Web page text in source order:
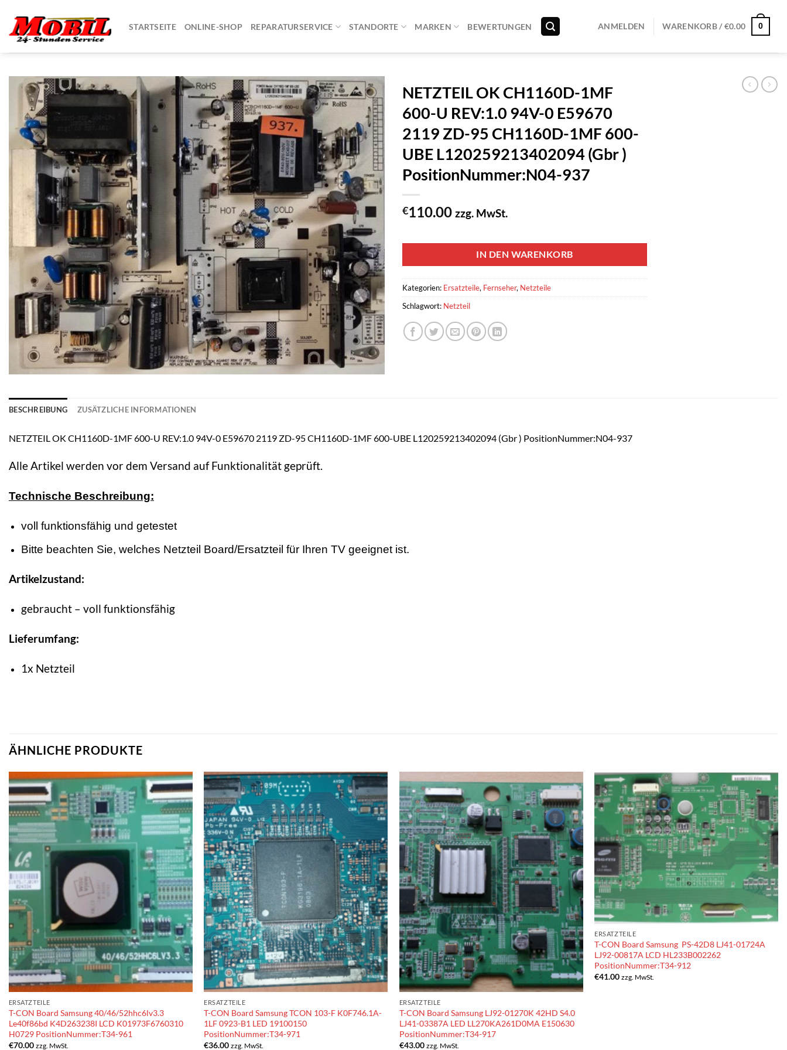
Inhalt
springen
STARTSEITE ONLINE-SHOP REPARATURSERVICE STANDORTE MARKEN BEWERTUNGEN ANMELDEN WARENKORB /€0.00 0
NETZTEIL OK CH1160D-1MF
600-U REV:1.0 94V-0 E59670
2119 ZD-95 CH1160D-1MF 600-
UBE L120259213402094 (Gbr )
PositionNummer:N04-937
€110.00 zzg. MwSt.
IN DEN WARENKORB
Kategorien: Ersatzteile, Fernseher, Netzteile
Schlagwort: Netzteil
BESCHREIBUNG ZUSÄTZLICHE INFORMATIONEN
NETZTEIL OK CH1160D-1MF 600-U REV:1.0 94V-0 E59670 2119 ZD-95 CH1160D-1MF 600-UBE L120259213402094 (Gbr ) PositionNummer:N04-937
Alle Artikel werden vor dem Versand auf Funktionalität geprüft.
Technische Beschreibung:
voll funktionsfähig und getestet
Bitte beachten Sie, welches Netzteil Board/Ersatzteil für Ihren TV geeignet ist.
Artikelzustand:
gebraucht – voll funktionsfähig
Lieferumfang:
1x Netzteil
ÄHNLICHE PRODUKTE
ERSATZTEILE
T-CON Board Samsung 40/46/52hhc6lv3.3
Le40f86bd K4D263238I LCD K01973F6760310
H0729 PositionNummer:T34-961
€70.00 zzg. MwSt.
ERSATZTEILE
T-CON Board Samsung TCON 103-F K0F746.1A-
1LF 0923-B1 LED 19100150
PositionNummer:T34-971
€36.00 zzg. MwSt.
ERSATZTEILE
T-CON Board Samsung LJ92-01270K 42HD S4.0
LJ41-03387A LED LL270KA261D0MA E150630
PositionNummer:T34-917
€43.00 zzg. MwSt.
ERSATZTEILE
T-CON Board Samsung PS-42D8 LJ41-01724A
LJ92-00817A LCD HL233B002262
PositionNummer:T34-912
€41.00 zzg. MwSt.